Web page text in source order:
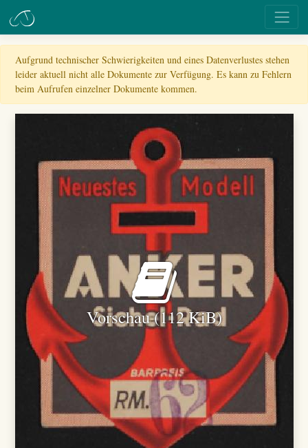
Aufgrund technischer Schwierigkeiten und eines Datenverlustes stehen
leider aktuell nicht alle Dokumente zur Verfügung. Es kann zu Fehlern
beim Aufrufen einzelner Dokumente kommen.
Vorschau (112 KiB)